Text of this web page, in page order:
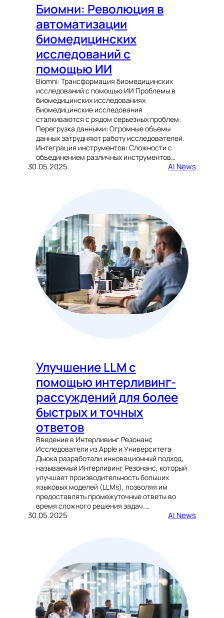
Биомни: Революция в
автоматизации
биомедицинских
исследований с
помощью ИИ
Biomni: Трансформация биомедицинских
исследований с помощью ИИ Проблемы в
биомедицинских исследованиях
Биомедицинские исследования
сталкиваются с рядом серьезных проблем:
Перегрузка данными: Огромные объемы
данных затрудняют работу исследователей.
Интеграция инструментов: Сложности с
объединением различных инструментов…
30.05.2025 AI News
Улучшение LLM с
помощью интерливинг-
рассуждений для более
быстрых и точных
ответов
Введение в Интерливинг Резонанс
Исследователи из Apple и Университета
Дьюка разработали инновационный подход,
называемый Интерливинг Резонанс, который
улучшает производительность больших
языковых моделей (LLMs), позволяя им
предоставлять промежуточные ответы во
время сложного решения задач.…
30.05.2025 AI News